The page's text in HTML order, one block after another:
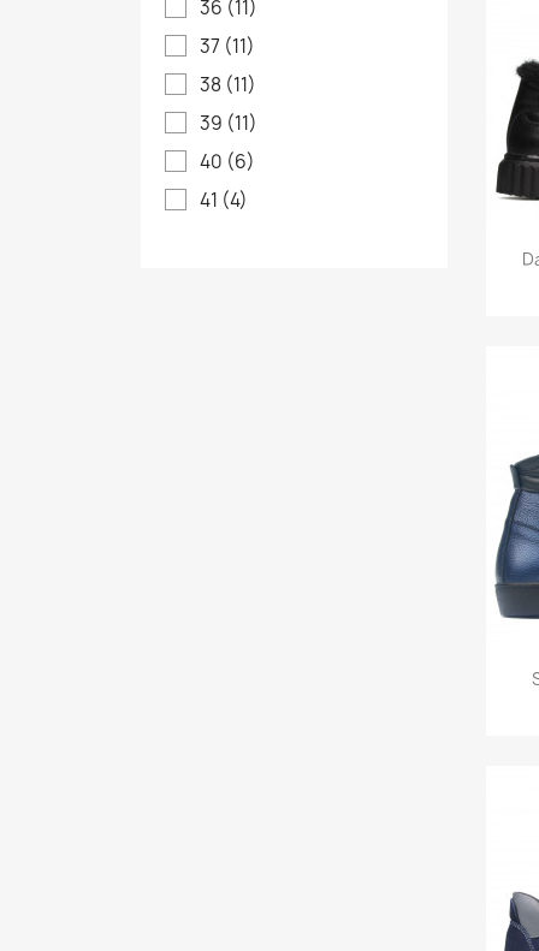
36 (11)
37 (11)
38 (11)
39 (11)
40 (6)
41 (4)